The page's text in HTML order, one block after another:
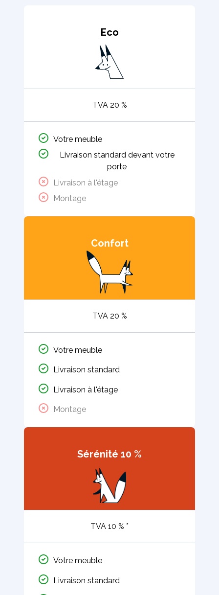
Eco
TVA 20 %
Votre meuble
Livraison standard devant votre
porte
Livraison à l'étage
Montage
Confort
TVA 20 %
Votre meuble
Livraison standard
Livraison à l'étage
Montage
Sérénité 10 %
TVA 10 % *
Votre meuble
Livraison standard